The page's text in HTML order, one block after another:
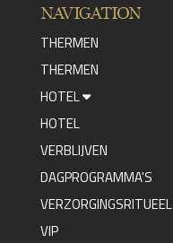
NAVIGATION
THERMEN
THERMEN
HOTEL
HOTEL
VERBLIJVEN
DAGPROGRAMMA'S
VERZORGINGSRITUEEL
VIP